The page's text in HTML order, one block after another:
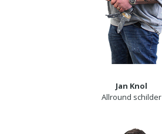
Jan Knol
Allround schilder